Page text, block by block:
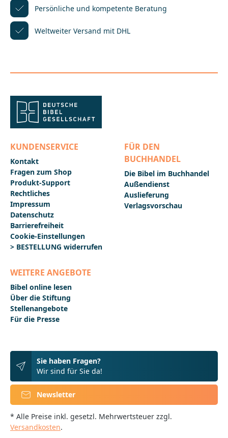
Persönliche und kompetente Beratung
Weltweiter Versand mit DHL
KUNDENSERVICE
Kontakt
Fragen zum Shop
Produkt-Support
Rechtliches
Impressum
Datenschutz
Barrierefreiheit
Cookie-Einstellungen
> BESTELLUNG widerrufen
FÜR DEN
BUCHHANDEL
Die Bibel im Buchhandel
Außendienst
Auslieferung
Verlagsvorschau
WEITERE ANGEBOTE
Bibel online lesen
Über die Stiftung
Stellenangebote
Für die Presse
Sie haben Fragen?
Wir sind für Sie da!
Newsletter
* Alle Preise inkl. gesetzl. Mehrwertsteuer zzgl.
Versandkosten.